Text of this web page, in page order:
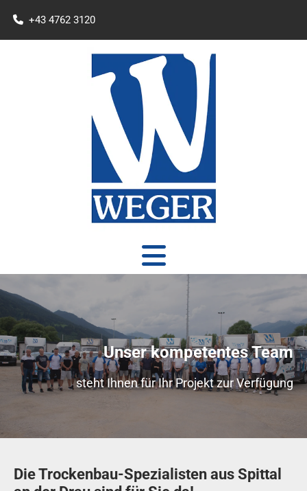
 +43 4762 3120
Unser kompetentes Team
steht Ihnen für Ihr Projekt zur Verfügung
Die Trockenbau-Spezialisten aus Spittal